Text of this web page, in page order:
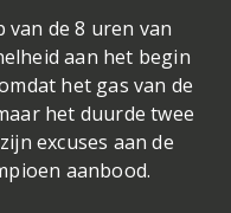
van de 8 uren van
aan het begin
het gas van de
het duurde twee
excuses aan de
aanbood.